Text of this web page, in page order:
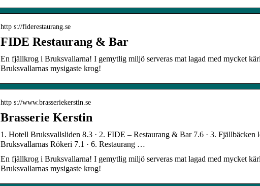
http s://fiderestaurang.se
FIDE Restaurang & Bar
En fjällkrog i Bruksvallarna! I gemytlig miljö serveras mat lagad med mycket
Bruksvallarnas mysigaste krog!
http s://www.brasseriekerstin.se
Brasserie Kerstin
1. Hotell Bruksvallsliden 8.3 · 2. FIDE – Restaurang & Bar 7.6 · 3. Fjällbäcken
Bruksvallarnas Rökeri 7.1 · 6. Restaurang …
En fjällkrog i Bruksvallarna! I gemytlig miljö serveras mat lagad med mycket
Bruksvallarnas mysigaste krog!